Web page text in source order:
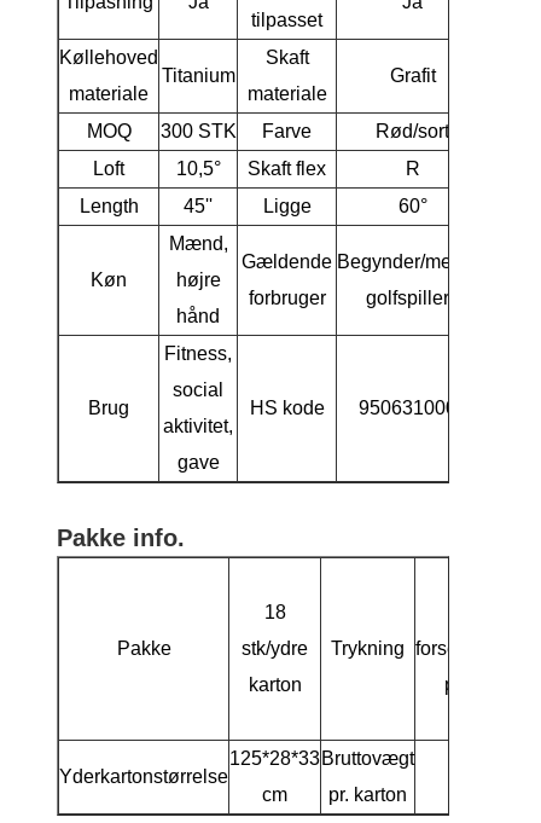
tilpasset
Køllehoved
materiale
Titanium
Skaft
materiale
Grafit
MOQ 300 STK Farve
Rød/sort
Loft
10,5° Skaft flex
R
Length
45'' Ligge 60°
Køn
Mænd,
højre
hånd
Gældende
forbruger
Begynder/mellem
golfspillere
Brug
Fitness,
social
aktivitet,
gave
HS kode 9506310000
Pakke info.
Pakke
18
stk/ydre
karton
Trykning
på
Yderkartonstørrelse
125*28*33
cm
Bruttovægt
pr. karton